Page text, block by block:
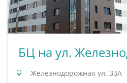
БЦ на ул.
Железнодорожная ул. 33А